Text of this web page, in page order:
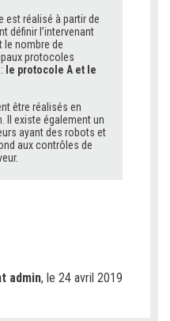
est réalisé à partir de
définir l’intervenant
le nombre de
protocoles
le protocole A et le
être réalisés en
Il existe également un
ayant des robots et
aux contrôles de
admin, le 24 avril 2019